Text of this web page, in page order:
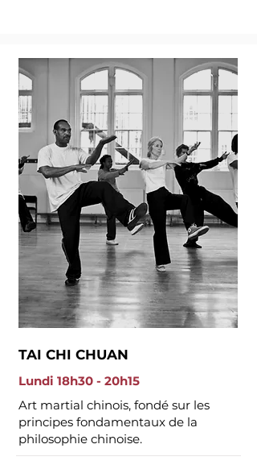
TAI CHI CHUAN
Lundi 18h30 - 20h15
Art martial chinois, fondé sur les
principes fondamentaux de la
philosophie chinoise.